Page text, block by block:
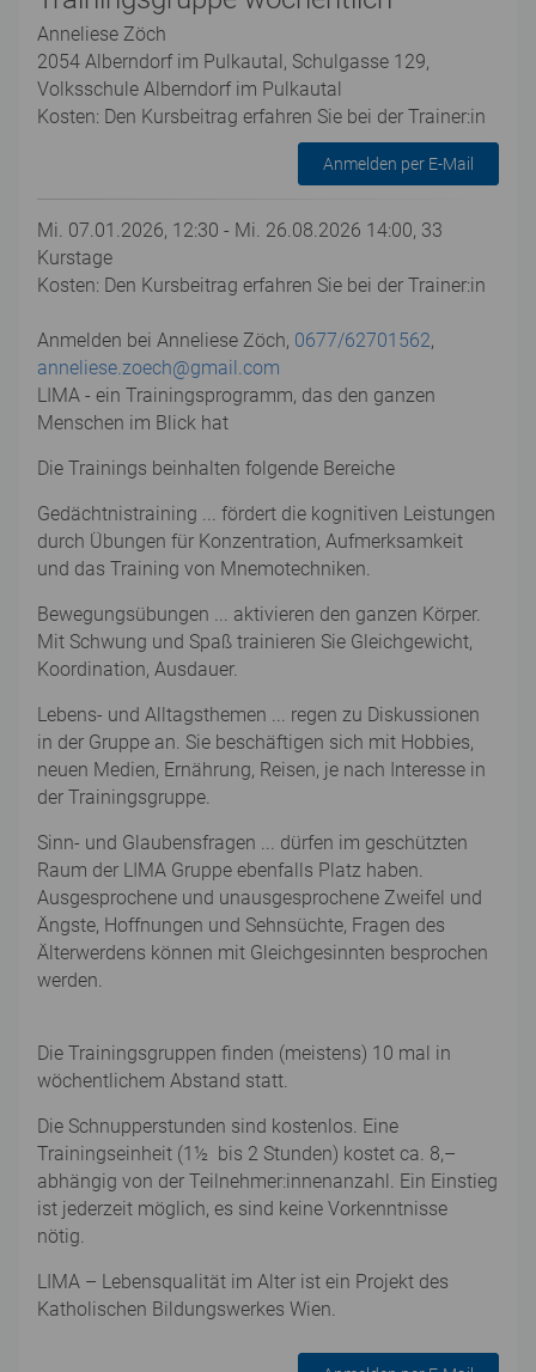
Anneliese Zöch
2054 Alberndorf im Pulkautal, Schulgasse 129,
Volksschule Alberndorf im Pulkautal
Kosten: Den Kursbeitrag erfahren Sie bei der Trainer:in
Anmelden per E-Mail
Mi. 07.01.2026, 12:30 - Mi. 26.08.2026 14:00, 33
Kurstage
Kosten: Den Kursbeitrag erfahren Sie bei der Trainer:in
Anmelden bei Anneliese Zöch, 0677/62701562,
anneliese.zoech@gmail.com
LIMA - ein Trainingsprogramm, das den ganzen
Menschen im Blick hat
Die Trainings beinhalten folgende Bereiche
Gedächtnistraining ... fördert die kognitiven Leistungen
durch Übungen für Konzentration, Aufmerksamkeit
und das Training von Mnemotechniken.
Bewegungsübungen ... aktivieren den ganzen Körper.
Mit Schwung und Spaß trainieren Sie Gleichgewicht,
Koordination, Ausdauer.
Lebens- und Alltagsthemen ... regen zu Diskussionen
in der Gruppe an. Sie beschäftigen sich mit Hobbies,
neuen Medien, Ernährung, Reisen, je nach Interesse in
der Trainingsgruppe.
Sinn- und Glaubensfragen ... dürfen im geschützten
Raum der LIMA Gruppe ebenfalls Platz haben.
Ausgesprochene und unausgesprochene Zweifel und
Ängste, Hoffnungen und Sehnsüchte, Fragen des
Älterwerdens können mit Gleichgesinnten besprochen
werden.
Die Trainingsgruppen finden (meistens) 10 mal in
wöchentlichem Abstand statt.
Die Schnupperstunden sind kostenlos. Eine
Trainingseinheit (1½ bis 2 Stunden) kostet ca. 8,–
abhängig von der Teilnehmer:innenanzahl. Ein Einstieg
ist jederzeit möglich, es sind keine Vorkenntnisse
nötig.
LIMA – Lebensqualität im Alter ist ein Projekt des
Katholischen Bildungswerkes Wien.